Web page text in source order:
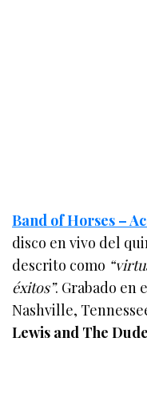
Band of Horses –
disco en vivo del
descrito como
éxitos”. Grabado en
Nashville,
Lewis and The